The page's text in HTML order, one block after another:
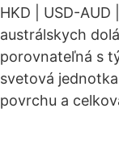
HKD | USD-
austrálskych
porovnateľná s
svetová
povrchu a